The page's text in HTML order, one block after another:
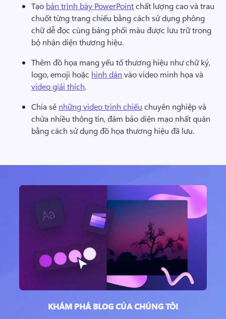
Tạo bản trình bày PowerPoint chất lượng cao và trau
chuốt từng trang chiếu bằng cách sử dụng phông
chữ dễ đọc cùng bảng phối màu được lưu trữ trong
bộ nhận diện thương hiệu.
Thêm đồ họa mang yếu tố thương hiệu như chữ ký,
logo, emoji hoặc hình dán vào video minh họa và
video giải thích.
Chia sẻ những video trình chiếu chuyên nghiệp và
chứa nhiều thông tin, đảm bảo diện mạo nhất quán
bằng cách sử dụng đồ họa thương hiệu đã lưu.
KHÁM PHÁ BLOG CỦA CHÚNG TÔI